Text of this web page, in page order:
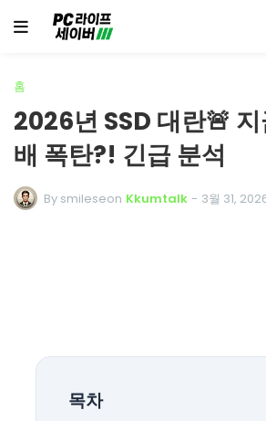
홈
2026년 SSD 대란🚨
배 폭탄?! 긴급 분석
By smileseon Kkumtalk - 3월 31,
목차